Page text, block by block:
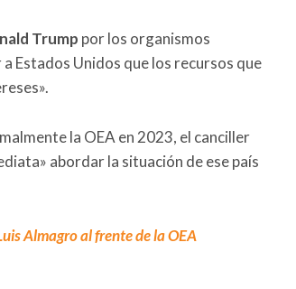
Trump por los organismos
Estados Unidos que los recursos que
la OEA en 2023, el canciller
abordar la situación de ese país
Almagro al frente de la OEA